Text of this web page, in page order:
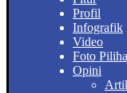
Profil
Infografik
Video
Foto
Opini